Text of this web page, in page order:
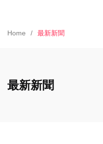
Home 最新新聞
最新新聞